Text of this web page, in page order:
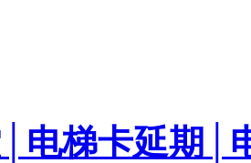
电梯卡延期│